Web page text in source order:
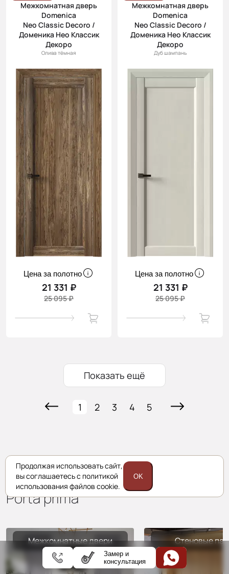
Межкомнатная дверь
Domenica
Neo Classic Decoro /
Доменика Нео Классик
Декоро
Олива тёмная
Цена за полотно
21 331 ₽
25 095 ₽
Межкомнатная дверь
Domenica
Neo Classic Decoro /
Доменика Нео Классик
Декоро
Дуб шампань
Цена за полотно
21 331 ₽
25 095 ₽
Показать ещё
1 2 3 4 5
Комплексные решения
Porta prima
Межкомнатные двери Стеновые
Замер и
консультация
Продолжая использовать сайт,
вы соглашаетесь с политикой
использования файлов cookie.
OK